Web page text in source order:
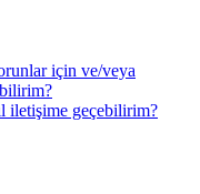
için ve/veya
iletişime geçebilirim?